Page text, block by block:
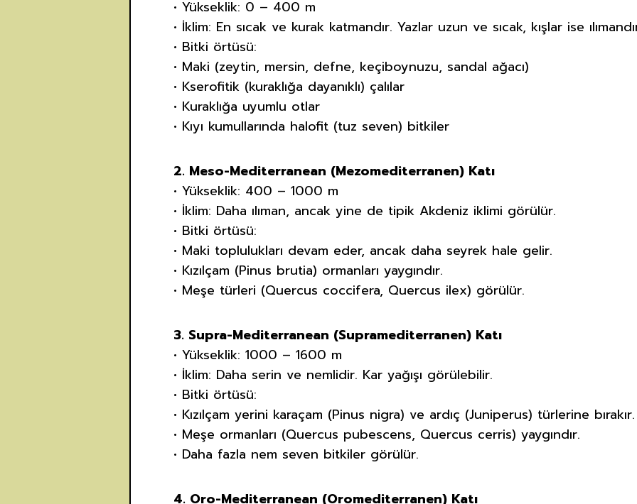
• Yükseklik: 0 – 400 m
• İklim: En sıcak ve kurak katmandır. Yazlar uzun ve sıcak, kışlar ise
• Bitki örtüsü:
• Maki (zeytin, mersin, defne, keçiboynuzu, sandal ağacı)
• Kserofitik (kuraklığa dayanıklı) çalılar
• Kuraklığa uyumlu otlar
• Kıyı kumullarında halofit (tuz seven) bitkiler
2. Meso-Mediterranean (Mezomediterranen) Katı
• Yükseklik: 400 – 1000 m
• İklim: Daha ılıman, ancak yine de tipik Akdeniz iklimi görülür.
• Bitki örtüsü:
• Maki toplulukları devam eder, ancak daha seyrek hale gelir.
• Kızılçam (Pinus brutia) ormanları yaygındır.
• Meşe türleri (Quercus coccifera, Quercus ilex) görülür.
3. Supra-Mediterranean (Supramediterranen) Katı
• Yükseklik: 1000 – 1600 m
• İklim: Daha serin ve nemlidir. Kar yağışı görülebilir.
• Bitki örtüsü:
• Kızılçam yerini karaçam (Pinus nigra) ve ardıç (Juniperus) türlerine bırakır.
• Meşe ormanları (Quercus pubescens, Quercus cerris) yaygındır.
• Daha fazla nem seven bitkiler görülür.
4. Oro-Mediterranean (Oromediterranen) Katı